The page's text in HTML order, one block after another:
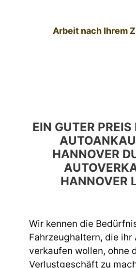
Arbeit nach Ihrem
EIN GUTER PREIS
HANNOVER
HANNOVER
Wir kennen die
Fahrzeughaltern, die ihr
verkaufen wollen, ohne
Verlustgeschäft zu